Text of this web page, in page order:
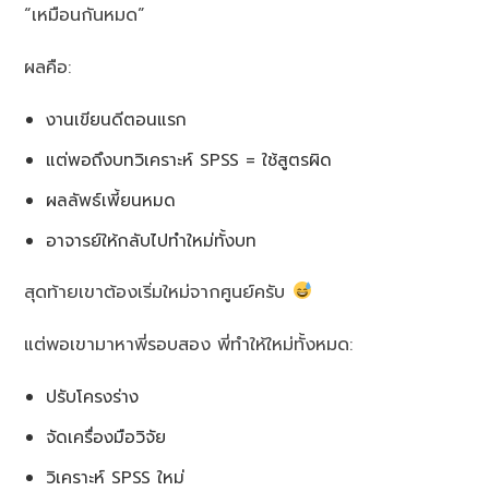
“เหมือนกันหมด”
ผลคือ:
งานเขียนดีตอนแรก
แต่พอถึงบทวิเคราะห์ SPSS = ใช้สูตรผิด
ผลลัพธ์เพี้ยนหมด
อาจารย์ให้กลับไปทำใหม่ทั้งบท
สุดท้ายเขาต้องเริ่มใหม่จากศูนย์ครับ
แต่พอเขามาหาพี่รอบสอง พี่ทำให้ใหม่ทั้งหมด:
ปรับโครงร่าง
จัดเครื่องมือวิจัย
วิเคราะห์ SPSS ใหม่